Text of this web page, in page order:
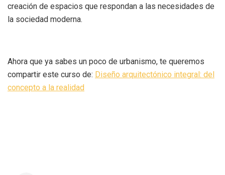
creación de espacios que respondan a las necesidades de
la sociedad moderna.
Ahora que ya sabes un poco de urbanismo, te queremos
compartir este curso de: Diseño arquitectónico integral: del
concepto a la realidad